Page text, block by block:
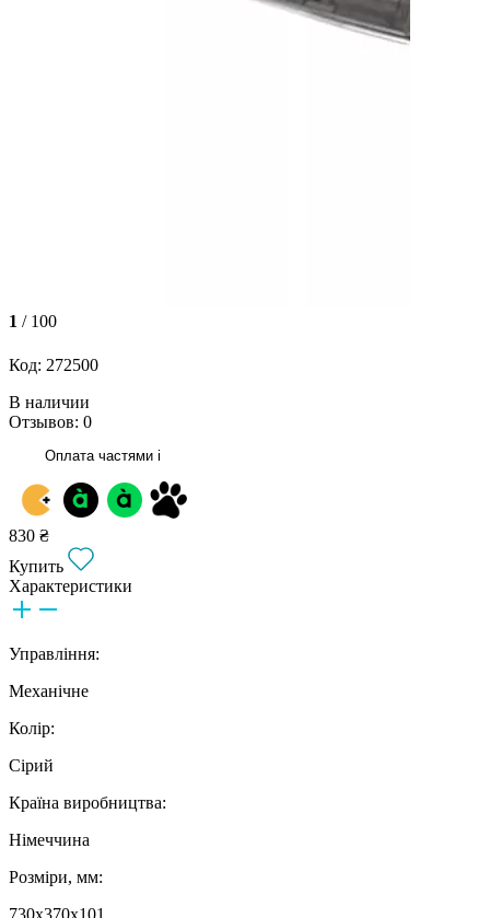
1 / 100
Код: 272500
В наличии
Отзывов: 0
Оплата частями i
830 ₴
Купить
Характеристики
Управління:
Механічне
Колір:
Сірий
Країна виробництва:
Німеччина
Розміри, мм: